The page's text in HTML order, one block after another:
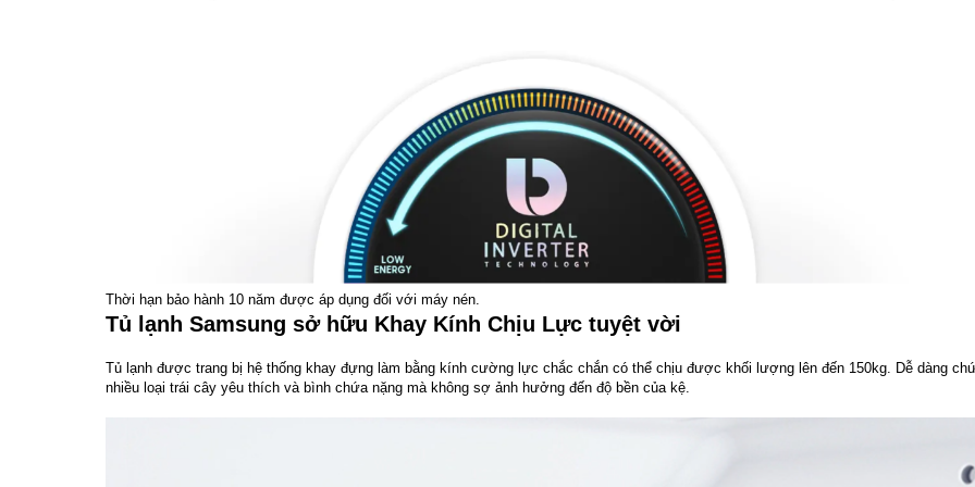
Thời hạn bảo hành 10 năm được áp dụng đối với máy nén.
Tủ lạnh Samsung sở hữu Khay Kính Chịu Lực tuyệt vời
Tủ lạnh được trang bị hệ thống khay đựng làm bằng kính cường lực chắc chắn có thể chịu được khối lượng lên đến 150kg. Dễ dàng
nhiều loại trái cây yêu thích và bình chứa nặng mà không sợ ảnh hưởng đến độ bền của kệ.